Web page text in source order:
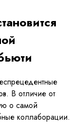
В отличие от
о самой
коллаборации.